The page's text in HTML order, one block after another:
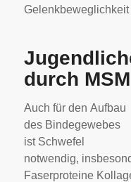
Gelenkbeweglichkeit
durch MSM
Auch für den Aufbau
des Bindegewebes
ist Schwefel
notwendig,
Faserproteine